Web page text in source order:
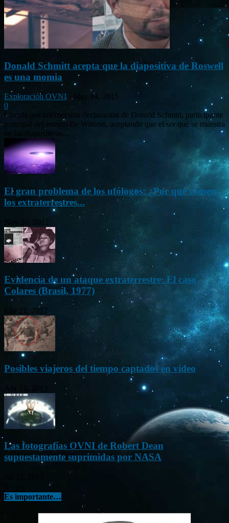
Donald Schmitt acepta que la diapositiva de Roswell
es una momia
Exploración OVNI -
May 14, 2015
0
Circula por internet una declaración de Donald Schmitt, participante
principal del evento Be Witness, aceptando que el ser que se muestra
en las diapositivas...
El gran problema de los ufólogos: ¿Por qué vienen
los extraterrestres...
Nov 26, 2012
Evidencia de un ataque extraterrestre: El caso
Colares (Brasil, 1977)
Ene 21, 2012
Posibles viajeros del tiempo captados en vídeo
Las fotografías OVNI de Robert Dean
supuestamente suprimidas por NASA
Es importante…